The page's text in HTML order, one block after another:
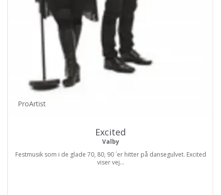
ProArtist
Excited
Valby
Festmusik som i de glade 70, 80, 90 ´er hitter på dansegulvet. Excited
viser vej...